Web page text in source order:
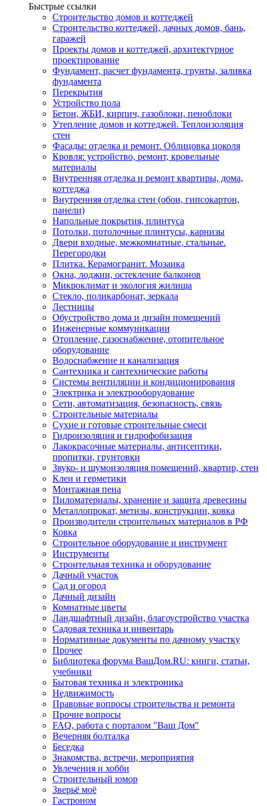
Быстрые ссылки
Строительство домов и коттеджей
Строительство коттеджей, дачных домов, бань,
гаражей
Проекты домов и коттеджей, архитектурное
проектирование
Фундамент, расчет фундамента, грунты, заливка
фундамента
Перекрытия
Устройство пола
Бетон, ЖБИ, кирпич, газоблоки, пеноблоки
Утепление домов и коттеджей. Теплоизоляция
стен
Фасады: отделка и ремонт. Облицовка цоколя
Кровля: устройство, ремонт, кровельные
материалы
Внутренняя отделка и ремонт квартиры, дома,
коттеджа
Внутренняя отделка стен (обои, гипсокартон,
панели)
Напольные покрытия, плинтуса
Потолки, потолочные плинтусы, карнизы
Двери входные, межкомнатные, стальные.
Перегородки
Плитка. Керамогранит. Мозаика
Окна, лоджии, остекление балконов
Микроклимат и экология жилища
Стекло, поликарбонат, зеркала
Лестницы
Обустройство дома и дизайн помещений
Инженерные коммуникации
Отопление, газоснабжение, отопительное
оборудование
Водоснабжение и канализация
Сантехника и сантехнические работы
Системы вентиляции и кондиционирования
Электрика и электрооборудование
Сети, автоматизация, безопасность, связь
Строительные материалы
Сухие и готовые строительные смеси
Гидроизоляция и гидрофобизация
Лакокрасочные материалы, антисептики,
пропитки, грунтовки
Звуко- и шумоизоляция помещений, квартир, стен
Клеи и герметики
Монтажная пена
Пиломатериалы, хранение и защита древесины
Металлопрокат, метизы, конструкции, ковка
Производители строительных материалов в РФ
Ковка
Строительное оборудование и инструмент
Инструменты
Строительная техника и оборудование
Дачный участок
Сад и огород
Дачный дизайн
Комнатные цветы
Ландшафтный дизайн, благоустройство участка
Садовая техника и инвентарь
Нормативные документы по дачному участку
Прочее
Библиотека форума ВашДом.RU: книги, статьи,
учебники
Бытовая техника и электроника
Недвижимость
Правовые вопросы строительства и ремонта
Прочие вопросы
FAQ, работа с порталом "Ваш Дом"
Вечерняя болталка
Беседка
Знакомства, встречи, мероприятия
Увлечения и хобби
Строительный юмор
Зверьё моё
Гастроном